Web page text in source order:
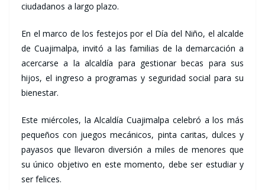
ciudadanos a largo plazo.
En el marco de los festejos por el Día del Niño, el alcalde
de Cuajimalpa, invitó a las familias de la demarcación a
acercarse a la alcaldía para gestionar becas para sus
hijos, el ingreso a programas y seguridad social para su
bienestar.
Este miércoles, la Alcaldía Cuajimalpa celebró a los más
pequeños con juegos mecánicos, pinta caritas, dulces y
payasos que llevaron diversión a miles de menores que
su único objetivo en este momento, debe ser estudiar y
ser felices.